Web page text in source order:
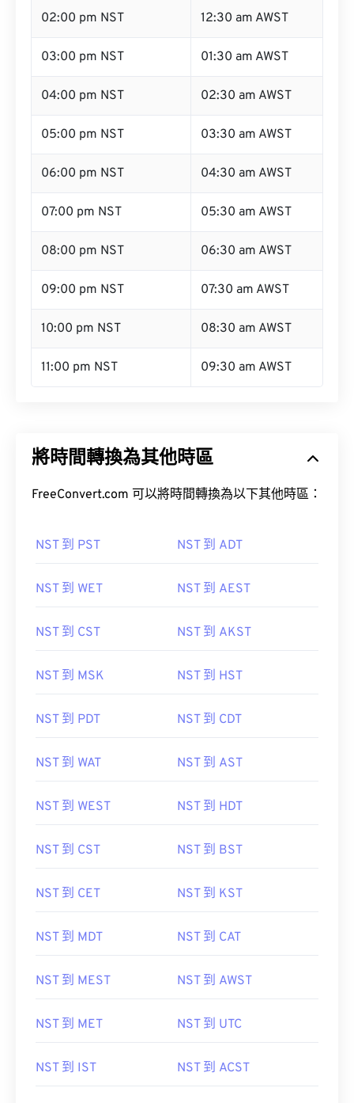
02:00 pm NST 12:30 am AWST
03:00 pm NST 01:30 am AWST
04:00 pm NST 02:30 am AWST
05:00 pm NST 03:30 am AWST
06:00 pm NST 04:30 am AWST
07:00 pm NST 05:30 am AWST
08:00 pm NST 06:30 am AWST
09:00 pm NST 07:30 am AWST
10:00 pm NST 08:30 am AWST
11:00 pm NST 09:30 am AWST
將時間轉換為其他時區
FreeConvert.com 可以將時間轉換為以下其他時區：
NST 到 PST NST 到 ADT
NST 到 WET NST 到 AEST
NST 到 CST NST 到 AKST
NST 到 MSK NST 到 HST
NST 到 PDT NST 到 CDT
NST 到 WAT NST 到 AST
NST 到 WEST NST 到 HDT
NST 到 CST NST 到 BST
NST 到 CET NST 到 KST
NST 到 MDT NST 到 CAT
NST 到 MEST NST 到 AWST
NST 到 MET NST 到 UTC
NST 到 IST NST 到 ACST